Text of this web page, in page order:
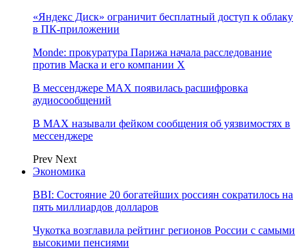
«Яндекс Диск» ограничит бесплатный доступ к облаку
в ПК-приложении
Monde: прокуратура Парижа начала расследование
против Маска и его компании X
В мессенджере MAX появилась расшифровка
аудиосообщений
В МAX называли фейком сообщения об уязвимостях в
мессенджере
Prev Next
Экономика
BBI: Состояние 20 богатейших россиян сократилось на
пять миллиардов долларов
Чукотка возглавила рейтинг регионов России с самыми
высокими пенсиями